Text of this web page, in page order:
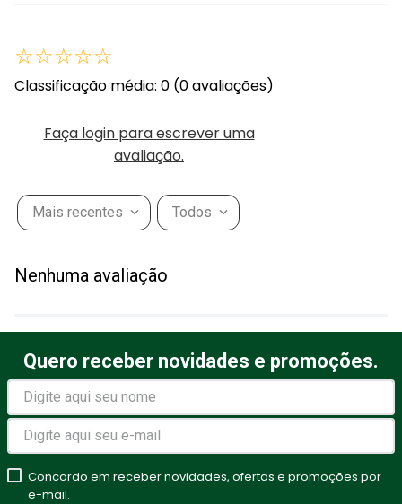
☆☆☆☆☆
Classificação média: 0 (0 avaliações)
Faça login para escrever uma
avaliação.
Mais recentes Todos
Nenhuma avaliação
Quero receber novidades e promoções.
Concordo em receber novidades, ofertas e promoções por
e-mail.